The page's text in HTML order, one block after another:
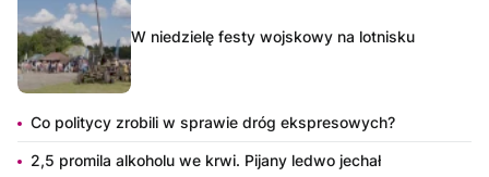
W niedzielę festy wojskowy na lotnisku
Co politycy zrobili w sprawie dróg ekspresowych?
2,5 promila alkoholu we krwi. Pijany ledwo jechał